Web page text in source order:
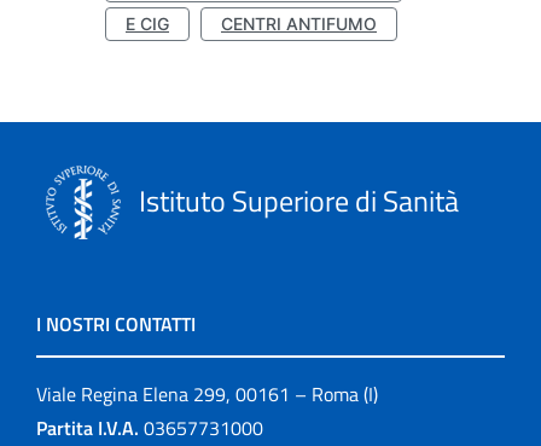
E CIG
CENTRI ANTIFUMO
Istituto Superiore di Sanità
I NOSTRI CONTATTI
Viale Regina Elena 299, 00161 – Roma (I)
Partita I.V.A. 03657731000